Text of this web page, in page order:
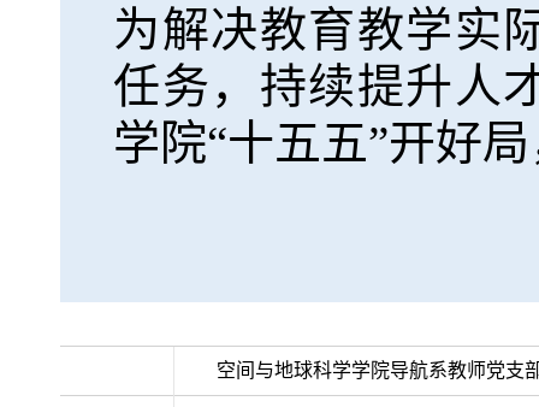
为解决教育教学实
任务，持续提升人
学院“十五五”开好
空间与地球科学学院导航系教师党支